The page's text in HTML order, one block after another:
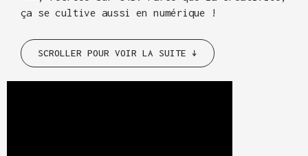
ça se cultive aussi en numérique !
SCROLLER POUR VOIR LA SUITE ↓